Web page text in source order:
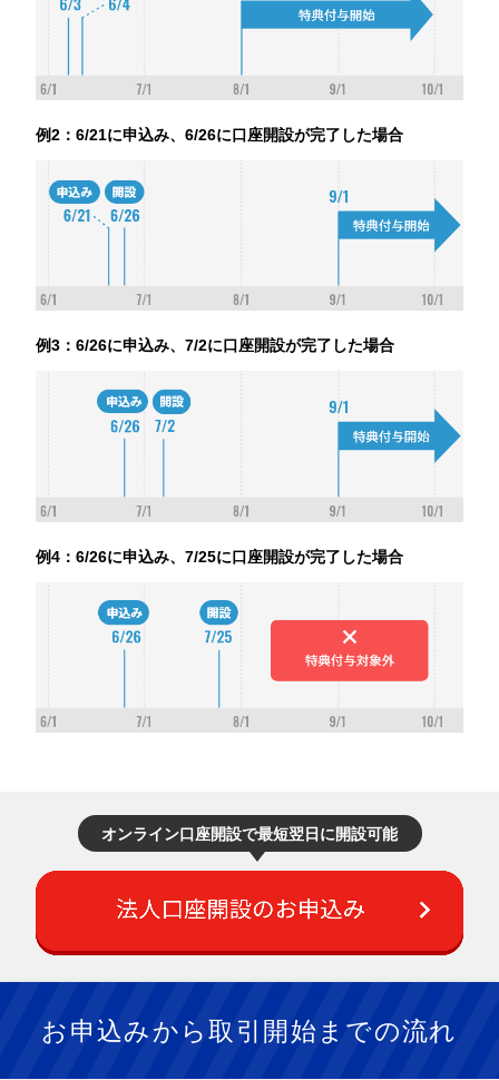
例2：6/21に申込み、6/26に口座開設が完了した場合
例3：6/26に申込み、7/2に口座開設が完了した場合
例4：6/26に申込み、7/25に口座開設が完了した場合
オンライン口座開設で最短翌日に開設可能
お申込みから取引開始までの流れ